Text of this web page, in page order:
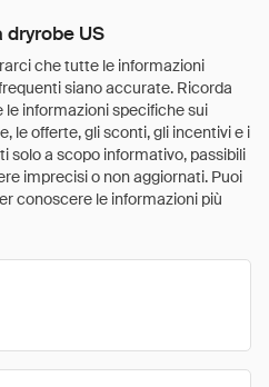
dryrobe US
che tutte le informazioni
siano accurate. Ricorda
informazioni specifiche sui
le offerte, gli sconti, gli incentivi e i
solo a scopo informativo, passibili
imprecisi o non aggiornati. Puoi
conoscere le informazioni più